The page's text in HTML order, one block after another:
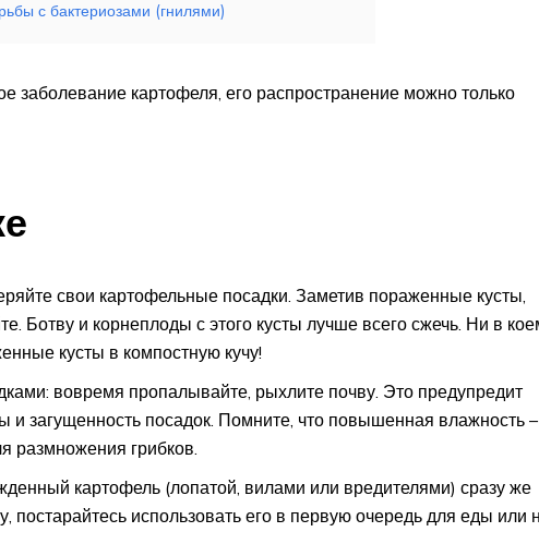
с бактериозами (гнилями)
заболевание картофеля, его распространение можно только
свои картофельные посадки. Заметив пораженные кусты,
Ботву и корнеплоды с этого кусты лучше всего сжечь. Ни в
кусты в компостную кучу!
вовремя пропалывайте, рыхлите почву. Это предупредит
и загущенность посадок. Помните, что повышенная влажность –
размножения грибков.
картофель (лопатой, вилами или вредителями) сразу же
постарайтесь использовать его в первую очередь для еды или